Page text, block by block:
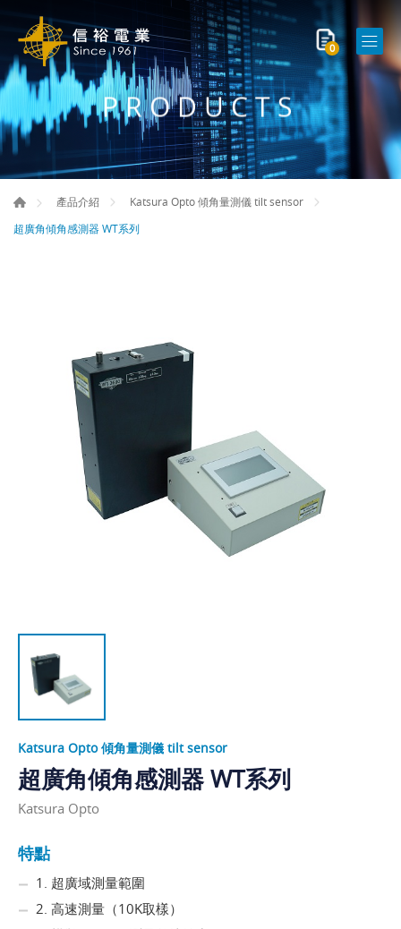
0
PRODUCTS
產品介紹
Katsura Opto 傾角量測儀 tilt sensor
超廣角傾角感測器 WT系列
Katsura Opto 傾角量測儀 tilt sensor
超廣角傾角感測器 WT系列
Katsura Opto
特點
1. 超廣域測量範圍
2. 高速測量（10K取樣）